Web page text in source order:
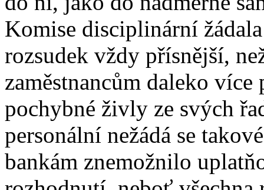
Komise disciplinární
rozsudek vždy přísnější,
zaměstnancům daleko
pochybné živly ze svých
personální nežádá se
bankám znemožnilo